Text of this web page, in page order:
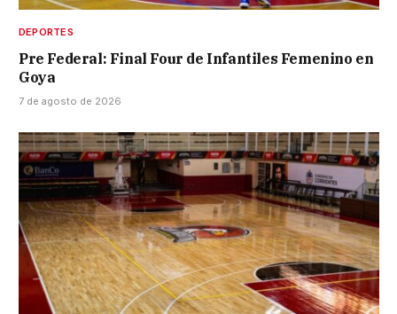
DEPORTES
Pre Federal: Final Four de Infantiles Femenino en
Goya
7 de agosto de 2026